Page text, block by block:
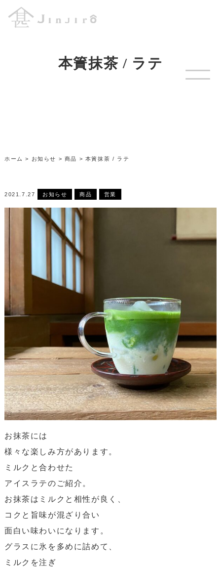
本簀抹茶 / ラテ
ホーム > お知らせ > 商品 > 本簀抹茶 / ラテ
2021.7.27 お知らせ 商品 営業
お抹茶には
様々な楽しみ方があります。
ミルクと合わせた
アイスラテのご紹介。
お抹茶はミルクと相性が良く、
コクと旨味が混ざり合い
面白い味わいになります。
グラスに氷を多めに詰めて、
ミルクを注ぎ